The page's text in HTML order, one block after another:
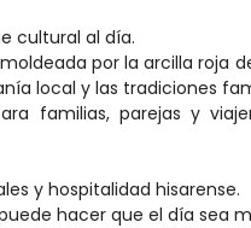
cultural al día.
por la arcilla roja
local y las tradiciones
familias, parejas y
y hospitalidad hisarense.
hacer que el día sea